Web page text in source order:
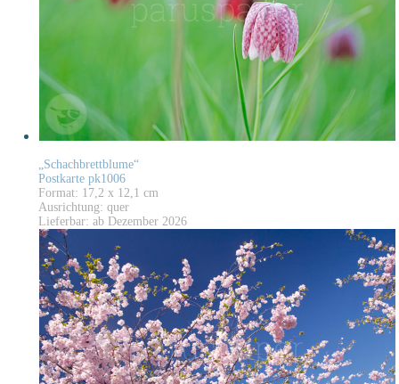
„Schachbrettblume“
Postkarte pk1006
Format: 17,2 x 12,1 cm
Ausrichtung: quer
Lieferbar: ab Dezember 2026